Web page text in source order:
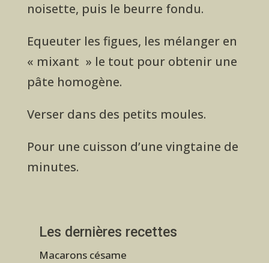
noisette, puis le beurre fondu.
Equeuter les figues, les mélanger en
« mixant » le tout pour obtenir une
pâte homogène.
Verser dans des petits moules.
Pour une cuisson d’une vingtaine de
minutes.
Les dernières recettes
Macarons césame